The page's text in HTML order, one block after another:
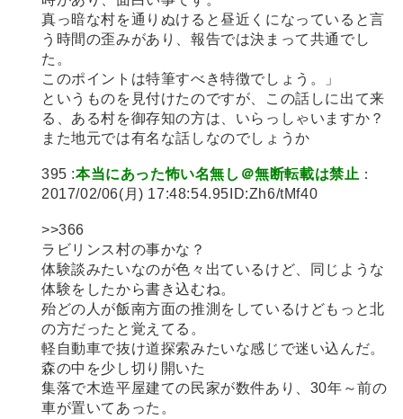
真っ暗な村を通りぬけると昼近くになっていると言
う時間の歪みがあり、報告では決まって共通でし
た。
このポイントは特筆すべき特徴でしょう。」
というものを見付けたのですが、この話しに出て来
る、ある村を御存知の方は、いらっしゃいますか？
また地元では有名な話しなのでしょうか
395 :本当にあった怖い名無し＠無断転載は禁止 ：
2017/02/06(月) 17:48:54.95ID:Zh6/tMf40
>>366
ラビリンス村の事かな？
体験談みたいなのが色々出ているけど、同じような
体験をしたから書き込むね。
殆どの人が飯南方面の推測をしているけどもっと北
の方だったと覚えてる。
軽自動車で抜け道探索みたいな感じで迷い込んだ。
森の中を少し切り開いた
集落で木造平屋建ての民家が数件あり、30年～前の
車が置いてあった。